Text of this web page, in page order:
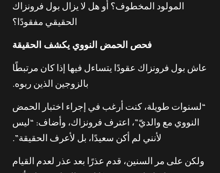
المولود المخطوف؟ أو هل لا يزال بول فرونزاك
الحقيقي مفقودًا؟
فحص الحمض النووي يكشف الحقيقة
عاش بول فرونزاك عقودًا يتساءل فيها إذا كان مرتبطًا
بالزوجين الذين ربوه.
“لسنوات طويلة، كنت أرغب في إجراء اختبار الحمض
النووي مع والديّ”، اعترف فرونزاك، وأضاف: “ليس
لأنني لم أكن سعيدًا، بل لأعرف الحقيقة”.
ولكن على مر السنين، قدم عذرًا بعد عذر لعدم القيام